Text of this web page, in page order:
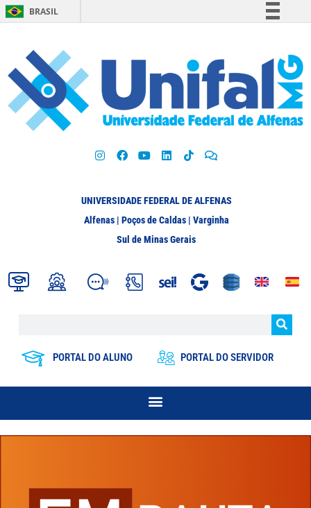
BRASIL
Participe
Acesso à informação
Legislação
UNIVERSIDADE FEDERAL DE ALFENAS
Alfenas | Poços de Caldas | Varginha
Sul de Minas Gerais
PORTAL DO ALUNO PORTAL DO SERVIDOR